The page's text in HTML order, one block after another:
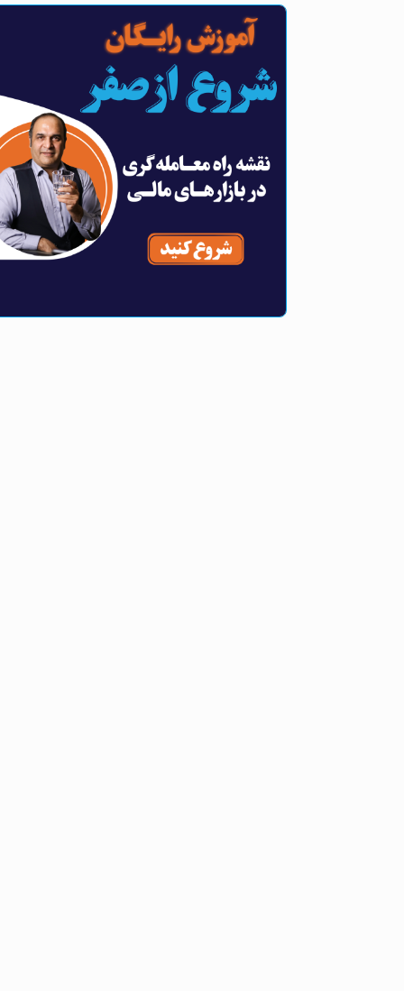
ساخت تمپلیت شخصی + فیلم
نحوه ذخیره تنظیمات متاتریدر چیست؟
کاربرد پروفایل متاتریدر + فیلم
کاربرد پنجره دیتا در متاتریدر چیست؟
خواندن داده‌های نمودار فارکس + فیلم
نحوه اتصال حساب معاملاتی فارکس به
بروکر مارکت میکر چیست؟ بروکر نما بازار
فارکس + فیلم
بروکر فارکس GTCfx با خدمات ویژه برای
بروکر vt مارکت (vt Markets) با خدمات
ویژه برای ایرانیان + فیلم